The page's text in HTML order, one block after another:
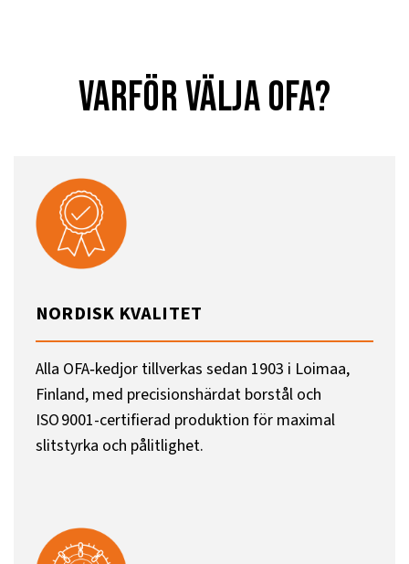
Varför välja ofa?
NORDISK KVALITET
Alla OFA‑kedjor tillverkas sedan 1903 i Loimaa,
Finland, med precisionshärdat borstål och
ISO 9001-certifierad produktion för maximal
slitstyrka och pålitlighet.